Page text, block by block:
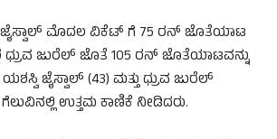
ಜೈಸ್ವಾಲ್‌ ಮೊದಲ ವಿಕೆಟ್‌ ಗೆ 75 ರನ್‌ ಜೊತೆಯಾಟ
ಜುರೆಲ್‌ ಜೊತೆ 105 ರನ್‌ ಜೊತೆಯಾಟವನ್ನು
ಜೈಸ್ವಾಲ್‌ (43) ಮತ್ತು ಧ್ರುವ ಜುರೆಲ್‌
ಉತ್ತಮ ಕಾಣಿಕೆ ನೀಡಿದರು.